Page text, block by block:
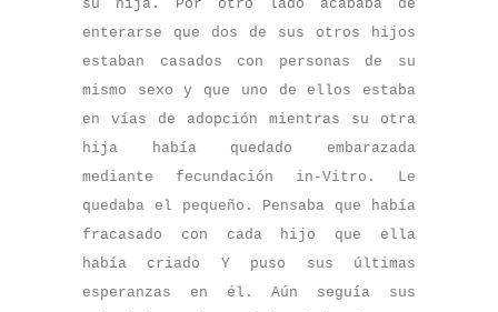
su hija. Por otro lado acababa de
enterarse que dos de sus otros hijos
estaban casados con personas de su
mismo sexo y que uno de ellos estaba
en vías de adopción mientras su otra
hija había quedado embarazada
mediante fecundación in-Vitro. Le
quedaba el pequeño. Pensaba que había
fracasado con cada hijo que ella
había criado Y puso sus últimas
esperanzas en él. Aún seguía sus